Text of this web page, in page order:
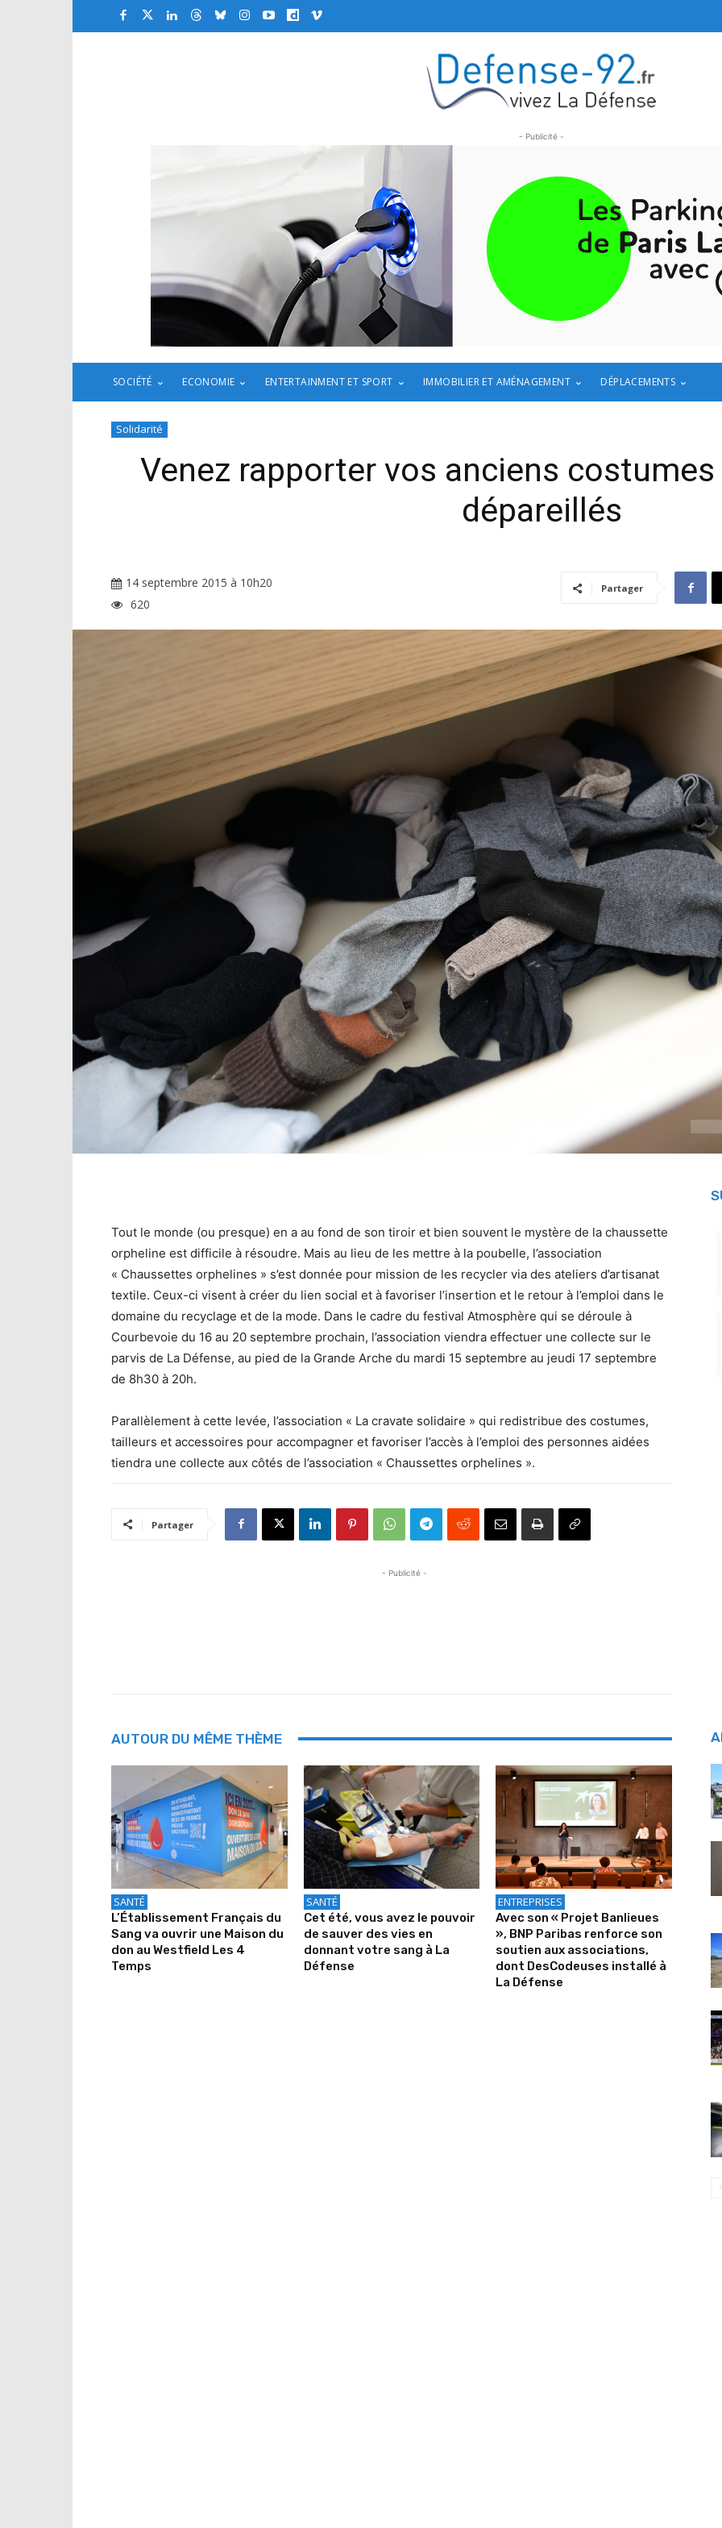
- Publicité -
SOCIÉTÉ ECONOMIE ENTERTAINMENT ET SPORT IMMOBILIER ET AMÉNAGEMENT DÉPLACEMENTS
Solidarité
Venez rapporter vos anciens
dépareillés
14 septembre 2015 à 10h20
620
Partager
Tout le monde (ou presque) en a au fond de son tiroir et bien souvent le mystère de la chaussette
orpheline est difficile à résoudre. Mais au lieu de les mettre à la poubelle, l’association
« Chaussettes orphelines » s’est donnée pour mission de les recycler via des ateliers d’artisanat
textile. Ceux-ci visent à créer du lien social et à favoriser l’insertion et le retour à l’emploi dans le
domaine du recyclage et de la mode. Dans le cadre du festival Atmosphère qui se déroule à
Courbevoie du 16 au 20 septembre prochain, l’association viendra effectuer une collecte sur le
parvis de La Défense, au pied de la Grande Arche du mardi 15 septembre au jeudi 17 septembre
de 8h30 à 20h.
Parallèlement à cette levée, l’association « La cravate solidaire » qui redistribue des costumes,
tailleurs et accessoires pour accompagner et favoriser l’accès à l’emploi des personnes aidées
tiendra une collecte aux côtés de l’association « Chaussettes orphelines ».
Partager
- Publicité -
AUTOUR DU MÊME THÈME
SANTÉ
L’Établissement Français du
Sang va ouvrir une Maison du
don au Westfield Les 4
Temps
SANTÉ
Cet été, vous avez le pouvoir
de sauver des vies en
donnant votre sang à La
Défense
ENTREPRISES
Avec son « Projet Banlieues
», BNP Paribas renforce son
soutien aux associations,
dont DesCodeuses installé à
La Défense